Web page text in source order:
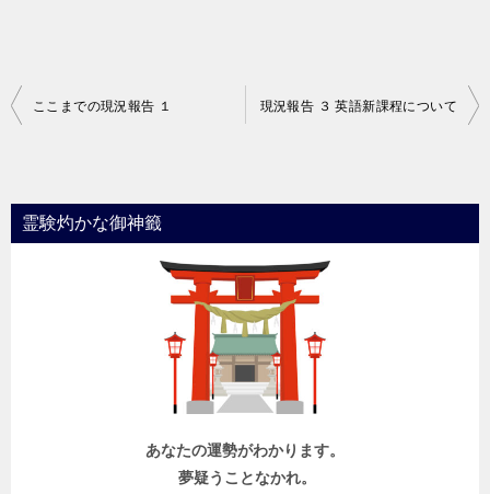
投
ビ
ゲ
ここまでの現況報告 １ 現況報告 ３ 英語新課程について
霊験灼かな御神籤
あなたの運勢がわかります。
夢疑うことなかれ。